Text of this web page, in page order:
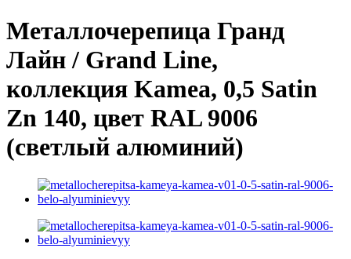
Металлочерепица Гранд
Лайн / Grand Line,
коллекция Kamea, 0,5 Satin
Zn 140, цвет RAL 9006
(светлый алюминий)